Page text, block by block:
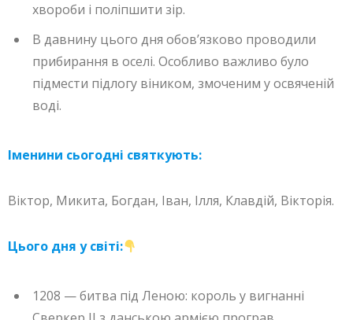
хвороби і поліпшити зір.
В давнину цього дня обов’язково проводили
прибирання в оселі. Особливо важливо було
підмести підлогу віником, змоченим у освяченій
воді.
Іменини сьогодні святкують:
Віктор, Микита, Богдан, Іван, Ілля, Клавдій, Вікторія.
Цього дня у світі:
1208 — битва під Леною: король у вигнанні